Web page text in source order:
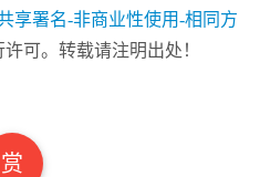
享署名-非商业性使用-相同方
许可。转载请注明出处！
赏